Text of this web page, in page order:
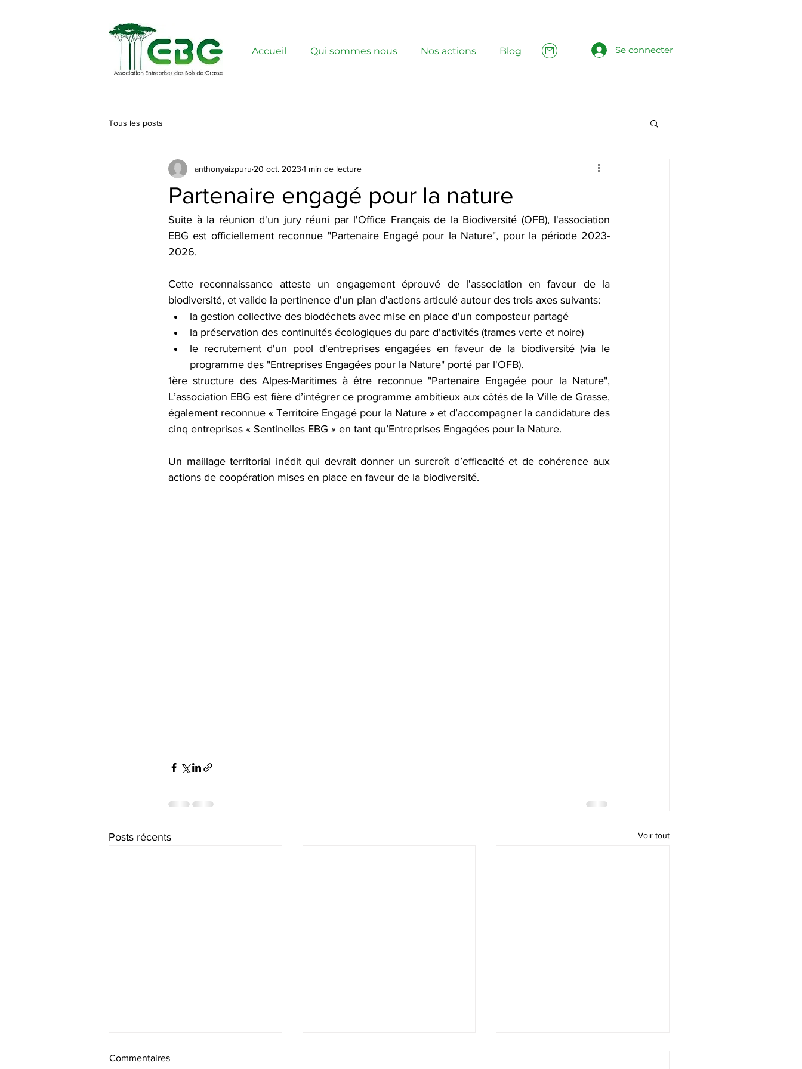
Accueil Qui sommes nous Nos actions Blog Se connecter
Tous les posts
Partenaire engagé pour la nature
anthonyaizpuru 20 oct. 2023 1 min de lecture
Suite à la réunion d'un jury réuni par l'Office Français de la Biodiversité (OFB), l'association
EBG est officiellement reconnue "Partenaire Engagé pour la Nature", pour la période 2023-
2026.
Cette reconnaissance atteste un engagement éprouvé de l'association en faveur de la
biodiversité, et valide la pertinence d'un plan d'actions articulé autour des trois axes suivants:
la gestion collective des biodéchets avec mise en place d'un composteur partagé
la préservation des continuités écologiques du parc d'activités (trames verte et noire)
le recrutement d'un pool d'entreprises engagées en faveur de la biodiversité (via le
programme des "Entreprises Engagées pour la Nature" porté par l'OFB).
1ère structure des Alpes-Maritimes à être reconnue "Partenaire Engagée pour la Nature",
L’association EBG est fière d’intégrer ce programme ambitieux aux côtés de la Ville de Grasse,
également reconnue « Territoire Engagé pour la Nature » et d’accompagner la candidature des
cinq entreprises « Sentinelles EBG » en tant qu’Entreprises Engagées pour la Nature.
Un maillage territorial inédit qui devrait donner un surcroît d’efficacité et de cohérence aux
actions de coopération mises en place en faveur de la biodiversité.
Posts récents Voir tout
Commentaires